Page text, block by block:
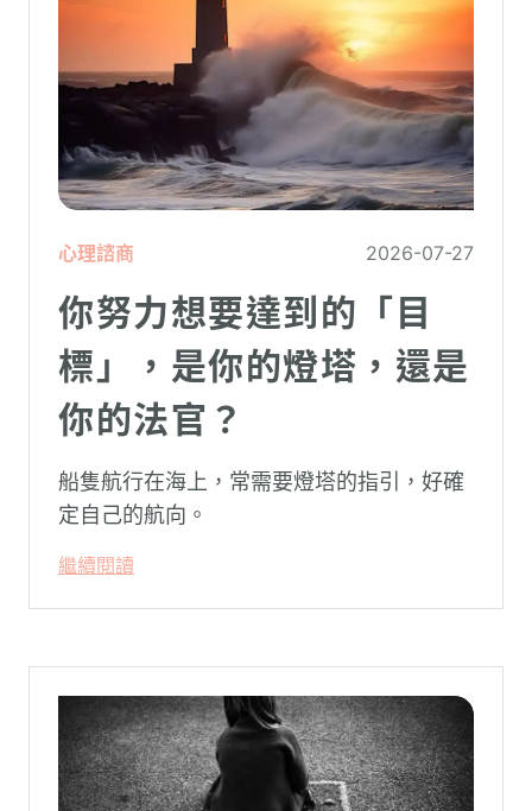
心理諮商 2026-07-27
你努力想要達到的「目
標」，是你的燈塔，還是
你的法官？
船隻航行在海上，常需要燈塔的指引，好確
定自己的航向。
繼續閱讀